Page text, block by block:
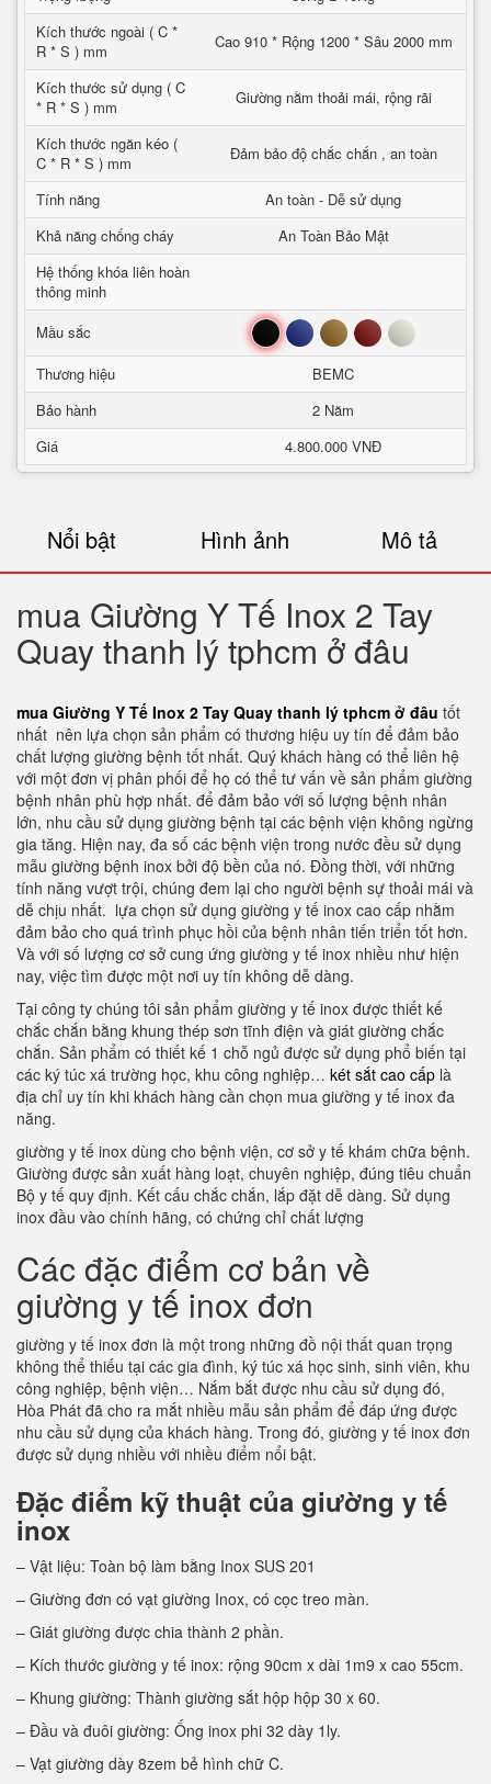
Kích thước ngoài ( C *
R * S ) mm
Cao 910 * Rộng 1200 * Sâu 2000 mm
Kích thước sử dụng ( C
* R * S ) mm
Giường nằm thoải mái, rộng rãi
Kích thước ngăn kéo (
C * R * S ) mm
Đảm bảo độ chắc chắn , an toàn
Tính năng
An toàn - Dễ sử dụng
Khả năng chống cháy
An Toàn Bảo Mật
Hệ thống khóa liên hoàn
thông minh
Mầu sắc
Đen Xanh Nâu Đỏ Trắng
Thương hiệu
BEMC
Bảo hành
2 Năm
Giá
4.800.000 VNĐ
Nổi bật Hình ảnh Mô tả
mua Giường Y Tế Inox 2 Tay
Quay thanh lý tphcm ở đâu
mua Giường Y Tế Inox 2 Tay Quay thanh lý tphcm ở đâu tốt
nhất nên lựa chọn sản phẩm có thương hiệu uy tín để đảm bảo
chất lượng giường bệnh tốt nhất. Quý khách hàng có thể liên hệ
với một đơn vị phân phối để họ có thể tư vấn về sản phẩm giường
bệnh nhân phù hợp nhất. để đảm bảo với số lượng bệnh nhân
lớn, nhu cầu sử dụng giường bệnh tại các bệnh viện không ngừng
gia tăng. Hiện nay, đa số các bệnh viện trong nước đều sử dụng
mẫu giường bệnh inox bởi độ bền của nó. Đồng thời, với những
tính năng vượt trội, chúng đem lại cho người bệnh sự thoải mái và
dễ chịu nhất. lựa chọn sử dụng giường y tế inox cao cấp nhằm
đảm bảo cho quá trình phục hồi của bệnh nhân tiến triển tốt hơn.
Và với số lượng cơ sở cung ứng giường y tế inox nhiều như hiện
nay, việc tìm được một nơi uy tín không dễ dàng.
Tại công ty chúng tôi sản phẩm giường y tế inox được thiết kế
chắc chắn bằng khung thép sơn tĩnh điện và giát giường chắc
chắn. Sản phẩm có thiết kế 1 chỗ ngủ được sử dụng phổ biến tại
các ký túc xá trường học, khu công nghiệp… két sắt cao cấp là
địa chỉ uy tín khi khách hàng cần chọn mua giường y tế inox đa
năng.
giường y tế inox dùng cho bệnh viện, cơ sở y tế khám chữa bệnh.
Giường được sản xuất hàng loạt, chuyên nghiệp, đúng tiêu chuẩn
Bộ y tế quy định. Kết cấu chắc chắn, lắp đặt dễ dàng. Sử dụng
inox đầu vào chính hãng, có chứng chỉ chất lượng
Các đặc điểm cơ bản về
giường y tế inox đơn
giường y tế inox đơn là một trong những đồ nội thất quan trọng
không thể thiếu tại các gia đình, ký túc xá học sinh, sinh viên, khu
công nghiệp, bệnh viện… Nắm bắt được nhu cầu sử dụng đó,
Hòa Phát đã cho ra mắt nhiều mẫu sản phẩm để đáp ứng được
nhu cầu sử dụng của khách hàng. Trong đó, giường y tế inox đơn
được sử dụng nhiều với nhiều điểm nổi bật.
Đặc điểm kỹ thuật của giường y tế
inox
– Vật liệu: Toàn bộ làm bằng Inox SUS 201
– Giường đơn có vạt giường Inox, có cọc treo màn.
– Giát giường được chia thành 2 phần.
– Kích thước giường y tế inox: rộng 90cm x dài 1m9 x cao 55cm.
– Khung giường: Thành giường sắt hộp hộp 30 x 60.
– Đầu và đuôi giường: Ống inox phi 32 dày 1ly.
– Vạt giường dày 8zem bẻ hình chữ C.